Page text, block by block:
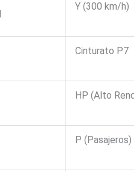
Y (300 km/h)
Cinturato P7
HP (Alto
P (Pasajeros)